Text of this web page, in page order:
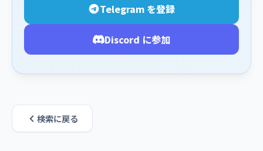
Telegram を登録
Discord に参加
検索に戻る